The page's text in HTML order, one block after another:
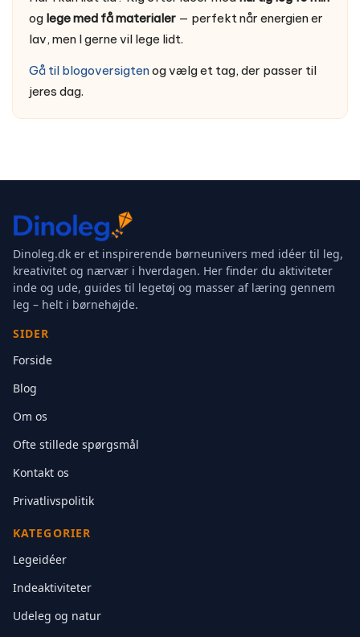
og lege med få materialer — perfekt når energien er
lav, men I gerne vil lege lidt.
Gå til blogoversigtenog vælg et tag, der passer til
jeres dag.
Dinoleg.dk er et inspirerende børneunivers med idéer til leg,
kreativitet og nærvær i hverdagen. Her finder du aktiviteter
inde og ude, guides til legetøj og masser af læring gennem
leg – helt i børnehøjde.
SIDER
Forside
Blog
Om os
Ofte stillede spørgsmål
Kontakt os
Privatlivspolitik
KATEGORIER
Legeidéer
Indeaktiviteter
Udeleg og natur